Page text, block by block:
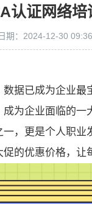
认证网络培
期：2024-12-30
据已成为企业
为企业面临的
，更是个人职
的优惠价格，